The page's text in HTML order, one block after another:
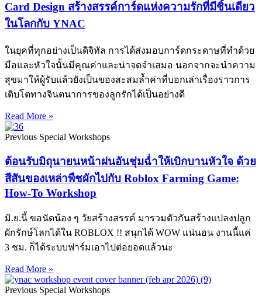
Card Design สร้างสรรค์การ์ดแห่งความรักที่มีชิ้นเดียว
ในโลกกับ YNAC
ในยุคที่ทุกอย่างเป็นดิจิทัล การได้ส่งมอบการ์ดกระดาษที่ทำด้วย
มือและหัวใจนั้นมีคุณค่าและน่าจดจำเสมอ นอกจากจะนำความ
สุขมาให้ผู้รับแล้วยังเป็นของสะสมล้ำค่าที่บอกเล่าเรื่องราวการ
เติบโตทางจินตนาการของลูกรักได้เป็นอย่างดี
Read More »
Previous Special Workshops
ต้อนรับมิถุนายนหน้าฝนอันชุ่มฉ่ำให้เบิกบานหัวใจ ด้วย
สีสันของเหล่าพืชผักไปกับ Roblox Farming Game:
How-To Workshop
มิ.ย.นี้ ขอนัดน้อง ๆ วัยสร้างสรรค์ มารวมตัวกันสร้างแปลงปลูก
ผักรักษ์โลกได้ใน ROBLOX !! สนุกได้ WOW แน่นอน งานนี้แค่
3 ชม. ก็ได้ระบบฟาร์มเอาไปต่อยอดแล้วนะ
Read More »
Previous Special Workshops